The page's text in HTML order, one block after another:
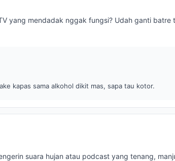
yang mendadak nggak fungsi? Udah ganti batre
kapas sama alkohol dikit mas, sapa tau kotor.
suara hujan atau podcast yang tenang,